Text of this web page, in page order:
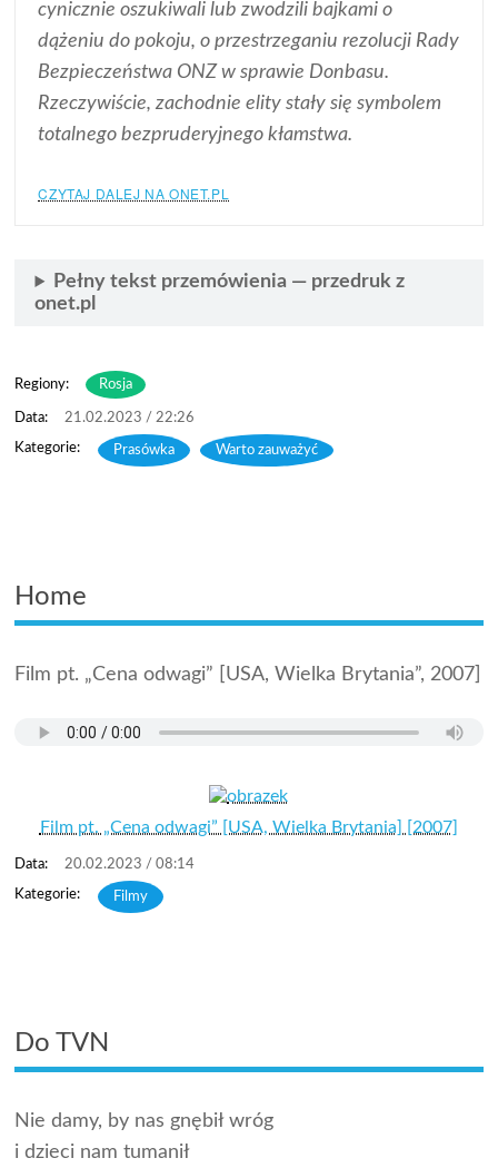
cynicznie oszukiwali lub zwodzili bajkami o
dążeniu do pokoju, o przestrzeganiu rezolucji Rady
Bezpieczeństwa ONZ w sprawie Donbasu.
Rzeczywiście, zachodnie elity stały się symbolem
totalnego bezpruderyjnego kłamstwa.
CZYTAJ DALEJ NA ONET.PL
Pełny tekst przemówienia — przedruk z
onet.pl
Regiony: Rosja
21.02.2023 / 22:26
Prasówka , Warto zauważyć
Home
Film pt. „Cena odwagi” [USA, Wielka Brytania”, 2007]
Film pt. „Cena odwagi” [USA, Wielka Brytania] [2007]
20.02.2023 / 08:14
Filmy
Do TVN
Nie damy, by nas gnębił wróg
i dzieci nam tumanił